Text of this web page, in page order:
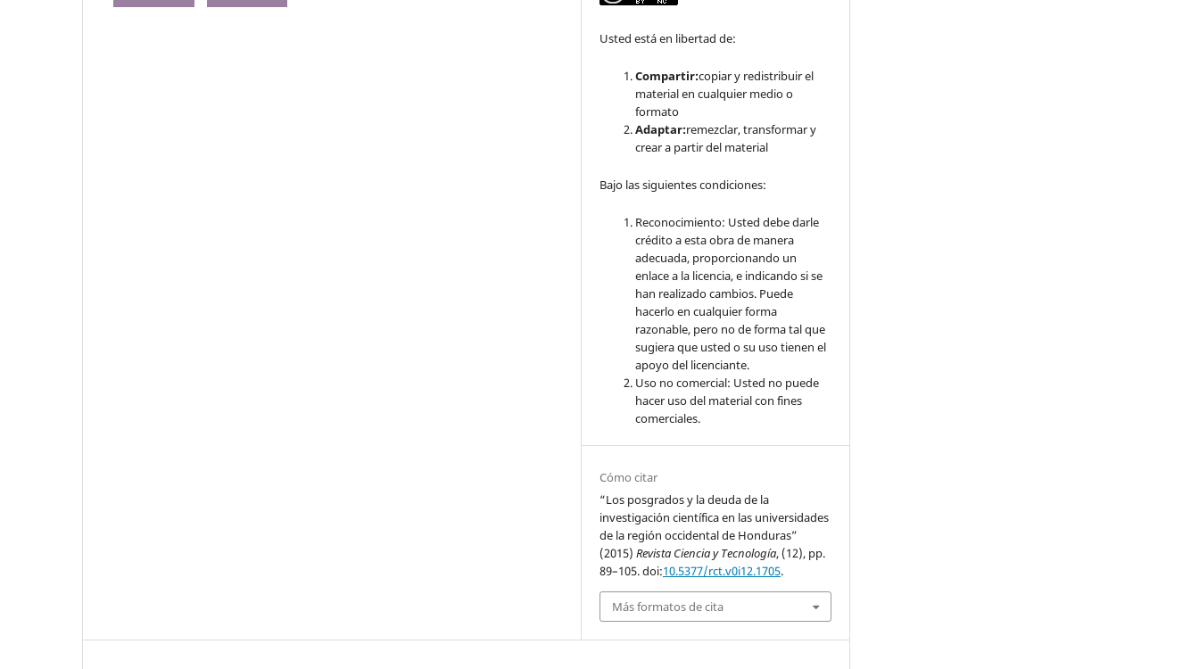
Usted está en libertad de:
Compartir:copiar y redistribuir el
material en cualquier medio o
formato
Adaptar:remezclar, transformar y
crear a partir del material
Bajo las siguientes condiciones:
Reconocimiento: Usted debe darle
crédito a esta obra de manera
adecuada, proporcionando un
enlace a la licencia, e indicando si se
han realizado cambios. Puede
hacerlo en cualquier forma
razonable, pero no de forma tal que
sugiera que usted o su uso tienen el
apoyo del licenciante.
Uso no comercial: Usted no puede
hacer uso del material con fines
comerciales.
Cómo citar
“Los posgrados y la deuda de la
investigación científica en las universidades
de la región occidental de Honduras”
(2015)Revista Ciencia y Tecnología, (12), pp.
89–105. doi:10.5377/rct.v0i12.1705.
Más formatos de cita